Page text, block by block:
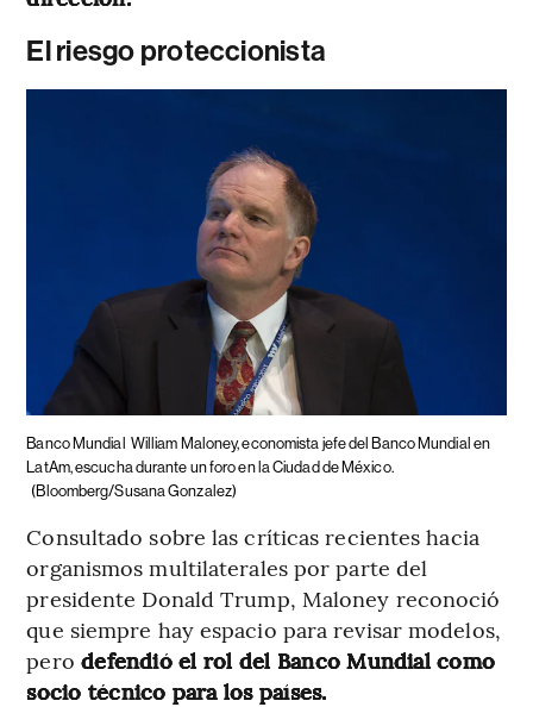
El riesgo proteccionista
Banco Mundial William Maloney, economista jefe del Banco Mundial en
LatAm, escucha durante un foro en la Ciudad de México.
(Bloomberg/Susana Gonzalez)
Consultado sobre las críticas recientes hacia
organismos multilaterales por parte del
presidente Donald Trump, Maloney reconoció
que siempre hay espacio para revisar modelos,
pero defendió el rol del Banco Mundial como
socio técnico para los países.